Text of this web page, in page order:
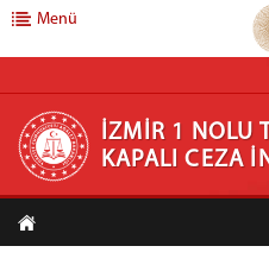
İZMİR 1 NOLU T TİPİ
KURUMU
ANASAYFA
Menü
İZMİR 1 NOLU
KAPALI CEZA